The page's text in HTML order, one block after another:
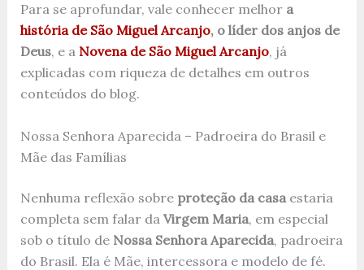
Para se aprofundar, vale conhecer melhor a
história de São Miguel Arcanjo, o líder dos anjos de
Deus, e a Novena de São Miguel Arcanjo, já
explicadas com riqueza de detalhes em outros
conteúdos do blog.
Nossa Senhora Aparecida – Padroeira do Brasil e
Mãe das Famílias
Nenhuma reflexão sobre proteção da casaestaria
completa sem falar da Virgem Maria, em especial
sob o título de Nossa Senhora Aparecida, padroeira
do Brasil. Ela é Mãe, intercessora e modelo de fé.